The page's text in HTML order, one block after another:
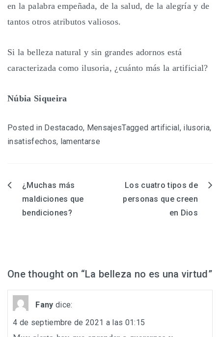
en la palabra empeñada, de la salud, de la alegría y de
tantos otros atributos valiosos.
Si la belleza natural y sin grandes adornos está
caracterizada como ilusoria, ¿cuánto más la artificial?
Núbia Siqueira
Posted in Destacado, MensajesTagged artificial, ilusoria,
insatisfechos, lamentarse
Navegación
¿Muchas más
maldiciones que
bendiciones?
Los cuatro tipos de
personas que creen
en Dios
One thought on “La belleza no es una virtud”
Fany dice:
4 de septiembre de 2021 a las 01:15